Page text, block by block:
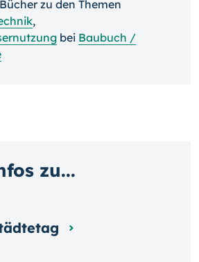
zu den Themen
,
bei Baubuch /
zu...